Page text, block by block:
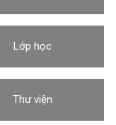
Lớp học
Thư viện